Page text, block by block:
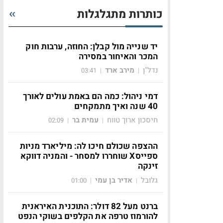
כותרות מתגלגלות
יד שנייה מול קבלן: החוזה, ערבות חוק
המכר והאיחור במסירה
נדל"ן | מירב ארד |
03:41
דמי ניהול: כמה הם באמת עולים לאורך
40 שנה ואיך מתמקחים
חיסכון ארוך טווח | עמית בר |
02:09
ההצפה שכולם חיכו לה: מיליארד מניות
ספייסX שוחררו למסחר - והמניה דווקא
זינקה
גלובל | אדיר בן עמי |
01:00
ברנט מעל 82 דולר: התוכנית האיראנית
להורמוז טרפה את הקלפים בשוקי הנפט